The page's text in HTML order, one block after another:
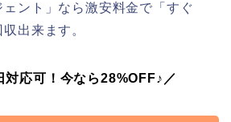
ント」なら激安料金で「すぐ
出来ます。
対応可！今なら28%OFF♪／